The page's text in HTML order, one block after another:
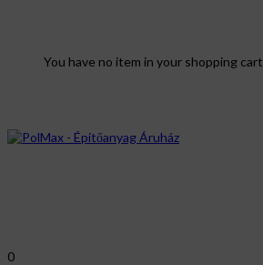
You have no item in your shopping cart
0